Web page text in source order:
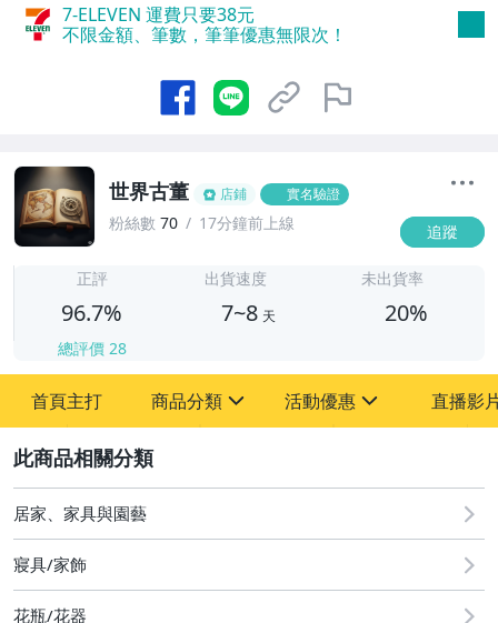
7-ELEVEN 運費只要38元
不限金額、筆數，筆筆優惠無限次！
世界古董 店鋪 實名驗證
粉絲數 70 17分鐘前上線 追蹤
正評
96.7%
總評價 28
出貨速度
7~8 天
未出貨率
20%
首頁主打 商品分類
其它
活動優惠
[全店] 粉絲專享
[全店] 周年慶
直播影
居家、家具與園藝
寢具/家飾
花瓶/花器